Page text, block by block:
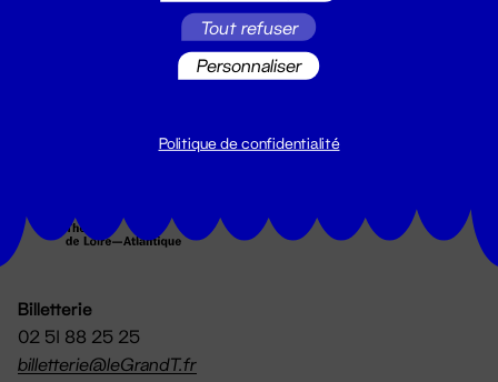
Billetterie
02 51 88 25 25
billetterie@leGrandT.fr
Tout refuser
Personnaliser
Politique de confidentialité